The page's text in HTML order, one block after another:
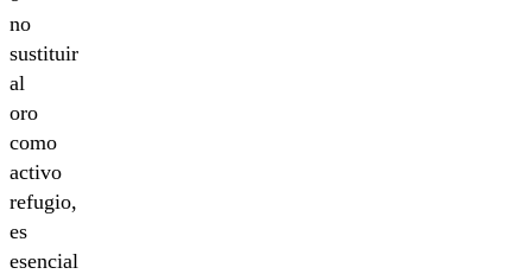
no
sustituir
al
oro
como
activo
refugio,
es
esencial